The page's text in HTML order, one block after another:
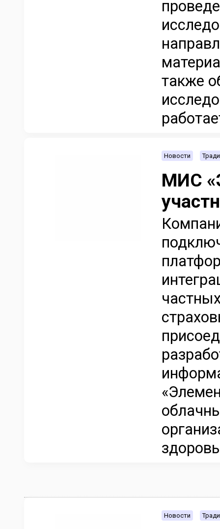
также
Новости
МИС
Новости